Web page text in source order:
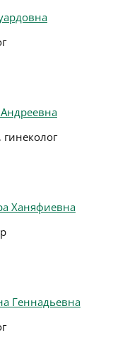
Ханяфиевна
Геннадьевна